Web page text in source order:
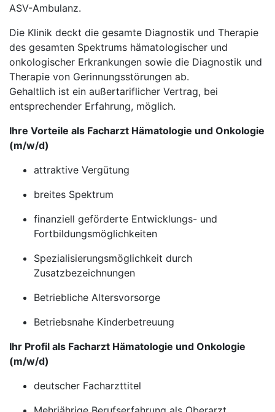
ASV-Ambulanz.
Die Klinik deckt die gesamte Diagnostik und Therapie
des gesamten Spektrums hämatologischer und
onkologischer Erkrankungen sowie die Diagnostik und
Therapie von Gerinnungsstörungen ab.
Gehaltlich ist ein außertariflicher Vertrag, bei
entsprechender Erfahrung, möglich.
Ihre Vorteile als Facharzt Hämatologie und Onkologie
(m/w/d)
attraktive Vergütung
breites Spektrum
finanziell geförderte Entwicklungs- und
Fortbildungsmöglichkeiten
Spezialisierungsmöglichkeit durch
Zusatzbezeichnungen
Betriebliche Altersvorsorge
Betriebsnahe Kinderbetreuung
Ihr Profil als Facharzt Hämatologie und Onkologie
(m/w/d)
deutscher Facharzttitel